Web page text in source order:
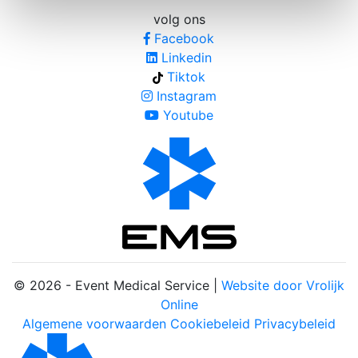
volg ons
Facebook
Linkedin
Tiktok
Instagram
Youtube
© 2026 - Event Medical Service | Website door Vrolijk
Online
Algemene voorwaarden Cookiebeleid Privacybeleid